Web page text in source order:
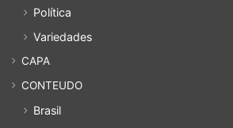
Política
Variedades
CAPA
CONTEUDO
Brasil